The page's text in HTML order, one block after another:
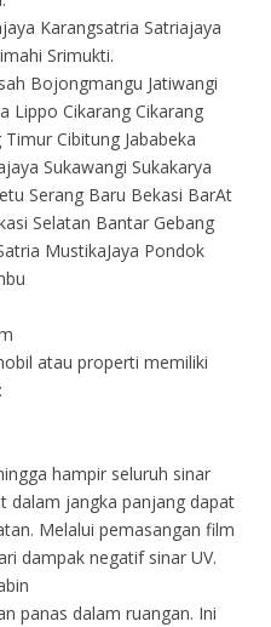
Karangsatria Satriajaya
Srimukti.
Bojongmangu Jatiwangi
Lippo Cikarang Cikarang
Cibitung Jababeka
Sukawangi Sukakarya
Serang Baru Bekasi BarAt
Selatan Bantar Gebang
MustikaJaya Pondok
atau properti memiliki
hampir seluruh sinar
dalam jangka panjang dapat
Melalui pemasangan film
dampak negatif sinar UV.
panas dalam ruangan. Ini